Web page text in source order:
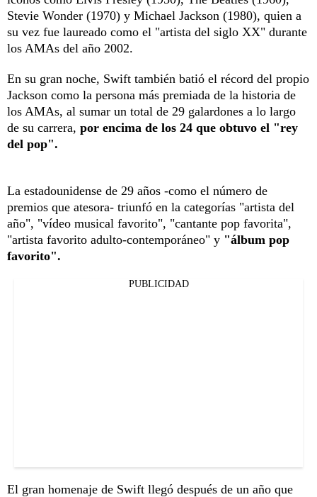
Stevie Wonder (1970) y Michael Jackson (1980), quien a
su vez fue laureado como el "artista del siglo XX" durante
los AMAs del año 2002.
En su gran noche, Swift también batió el récord del propio
Jackson como la persona más premiada de la historia de
los AMAs, al sumar un total de 29 galardones a lo largo
de su carrera, por encima de los 24 que obtuvo el "rey
del pop".
La estadounidense de 29 años -como el número de
premios que atesora- triunfó en la categorías "artista del
año", "vídeo musical favorito", "cantante pop favorita",
"artista favorito adulto-contemporáneo" y "álbum pop
favorito".
PUBLICIDAD
El gran homenaje de Swift llegó después de un año que